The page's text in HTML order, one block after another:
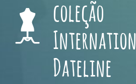
coleção
Dateline